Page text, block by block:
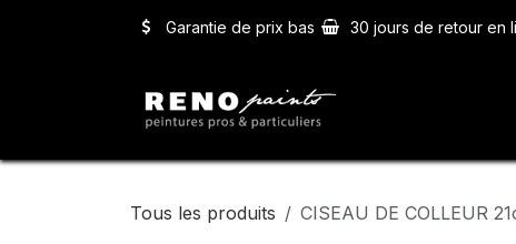
Garantie de prix bas 30 jours de retour en
Tous les produits CISEAU DE COLLEUR